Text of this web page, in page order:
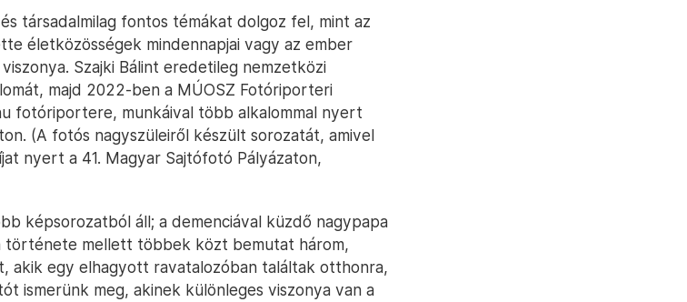
társadalmilag fontos témákat dolgoz fel, mint az
életközösségek mindennapjai vagy az ember
Szajki Bálint eredetileg nemzetközi
majd 2022-ben a MÚOSZ Fotóriporteri
fotóriportere, munkáival több alkalommal nyert
(A fotós nagyszüleiről készült sorozatát, amivel
nyert a 41. Magyar Sajtófotó Pályázaton,
képsorozatból áll; a demenciával küzdő nagypapa
története mellett többek közt bemutat három,
akik egy elhagyott ravatalozóban találtak otthonra,
ismerünk meg, akinek különleges viszonya van a